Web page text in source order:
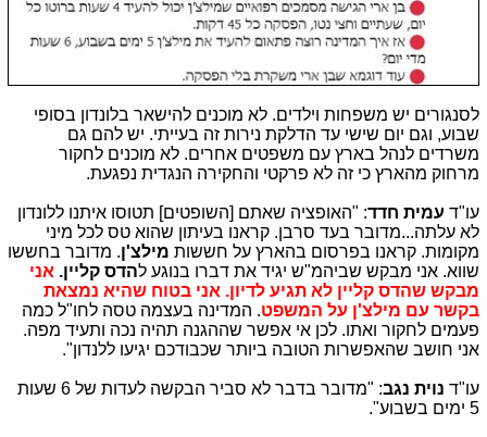
לסנגורים יש משפחות וילדים. לא מוכנים להישאר בלונדון בסופי
שבוע, וגם יום שישי עד הדלקת נירות זה בעייתי. יש להם גם
משרדים לנהל בארץ עם משפטים אחרים. לא מוכנים לחקור
מרחוק מהארץ כי זה לא פרקטי והחקירה הנגדית נפגעת.
עו"ד עמית חדד: "האופציה שאתם [השופטים] תטוסו איתנו ללונדון
לא עלתה...מדובר בעד סרבן. קראנו בעיתון שהוא טס לכל מיני
מקומות. קראנו בפרסום בהארץ על חששות מילצ'ן. מדובר בחששו
שווא. אני מבקש שביהמ"ש יגיד את דברו בנוגע להדס קליין. אני
מבקש שהדס קליין לא תגיע לדיון. אני בטוח שהיא נמצאת
בקשר עם מילצ'ן על המשפט. המדינה בעצמה טסה לחו"ל כמה
פעמים לחקור ואתו. לכן אי אפשר שההגנה תהיה נכה ותעיד מפה.
אני חושב שהאפשרות הטובה ביותר שכבודכם יגיעו ללנדון".
עו"ד נוית נגב
: "מדובר בדבר לא סביר הבקשה לעדות של 6 שעות
5 ימים בשבוע".